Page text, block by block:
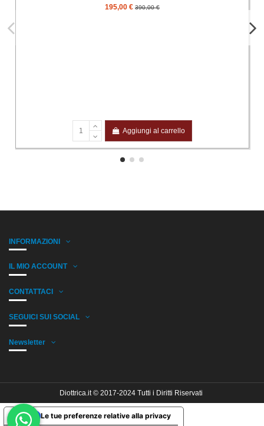
195,00 € 390,00 €
Aggiungi al carrello
INFORMAZIONI
IL MIO ACCOUNT
CONTATTACI
SEGUICI SUI SOCIAL
Newsletter
Diottrica.it © 2017-2024 Tutti i Diritti Riservati
Le tue preferenze relative alla privacy